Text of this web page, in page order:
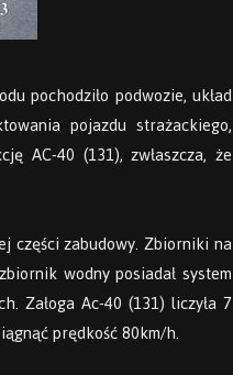
pochodziło podwozie, układ
pojazdu strażackiego,
AC-40 (131), zwłaszcza, że
części zabudowy. Zbiorniki na
wodny posiadał system
Załoga Ac-40 (131) liczyła 7
prędkość 80km/h.